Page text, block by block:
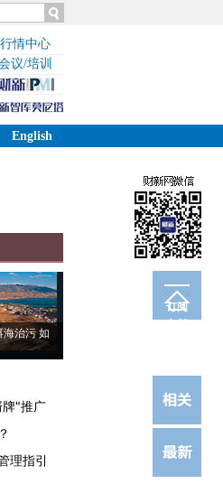
行情中心
议/培训
English
订阅
电邮
海治污 如
牌"推广
理指引